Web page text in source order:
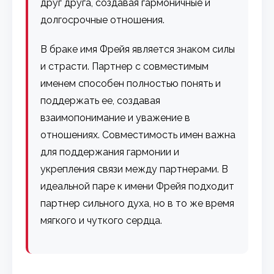
друг друга, создавая гармоничные и
долгосрочные отношения.
В браке имя Фрейя является знаком силы
и страсти. Партнер с совместимым
именем способен полностью понять и
поддержать ее, создавая
взаимопонимание и уважение в
отношениях. Совместимость имен важна
для поддержания гармонии и
укрепления связи между партнерами. В
идеальной паре к имени Фрейя подходит
партнер сильного духа, но в то же время
мягкого и чуткого сердца.